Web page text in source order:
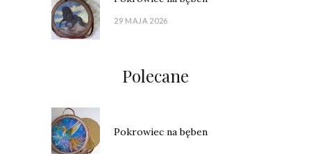
29 MAJA 2026
Polecane
Pokrowiec na bęben